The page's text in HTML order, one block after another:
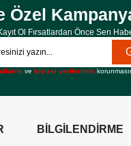
Özel
Ol Fırsatlardan Önce Sen
vekişisel verilerimin
BİLGİLENDİRME